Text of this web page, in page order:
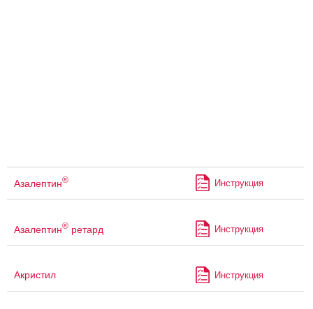
Азалептин® Инструкция
Азалептин® ретард Инструкция
Акристил Инструкция